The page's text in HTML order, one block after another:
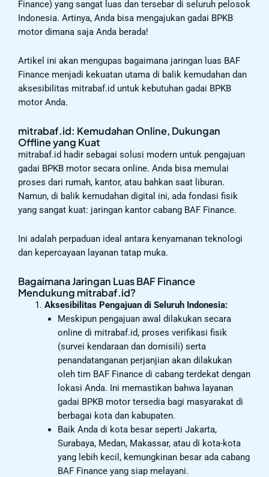
Finance) yang sangat luas dan tersebar di seluruh pelosok
Indonesia. Artinya, Anda bisa mengajukan gadai BPKB
motor dimana saja Anda berada!
Artikel ini akan mengupas bagaimana jaringan luas BAF
Finance menjadi kekuatan utama di balik kemudahan dan
aksesibilitas mitrabaf.id untuk kebutuhan gadai BPKB
motor Anda.
mitrabaf.id: Kemudahan Online, Dukungan
Offline yang Kuat
mitrabaf.id hadir sebagai solusi modern untuk pengajuan
gadai BPKB motor secara online. Anda bisa memulai
proses dari rumah, kantor, atau bahkan saat liburan.
Namun, di balik kemudahan digital ini, ada fondasi fisik
yang sangat kuat: jaringan kantor cabang BAF Finance.
Ini adalah perpaduan ideal antara kenyamanan teknologi
dan kepercayaan layanan tatap muka.
Bagaimana Jaringan Luas BAF Finance
Mendukung mitrabaf.id?
Aksesibilitas Pengajuan di Seluruh Indonesia:
Meskipun pengajuan awal dilakukan secara
online di mitrabaf.id, proses verifikasi fisik
(survei kendaraan dan domisili) serta
penandatanganan perjanjian akan dilakukan
oleh tim BAF Finance di cabang terdekat dengan
lokasi Anda. Ini memastikan bahwa layanan
gadai BPKB motor tersedia bagi masyarakat di
berbagai kota dan kabupaten.
Baik Anda di kota besar seperti Jakarta,
Surabaya, Medan, Makassar, atau di kota-kota
yang lebih kecil, kemungkinan besar ada cabang
BAF Finance yang siap melayani.